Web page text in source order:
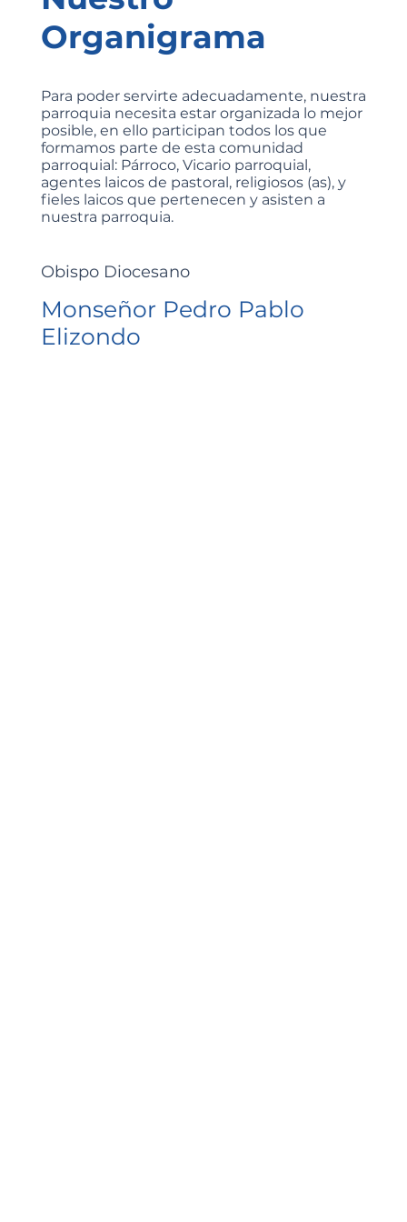
Obispo Diocesano
Monseñor Pedro Pablo
Elizondo
Organigrama
Para poder servirte adecuadamente, nuestra
parroquia necesita estar organizada lo mejor
posible, en ello participan todos los que
formamos parte de esta comunidad
parroquial: Párroco, Vicario parroquial,
agentes laicos de pastoral, religiosos (as), y
fieles laicos que pertenecen y asisten a
nuestra parroquia.